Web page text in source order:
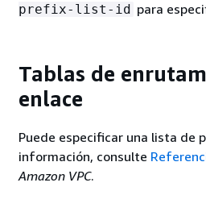
prefix-list-id para
Tablas de
enlace
Puede especificar una lista de
información, consulte
Amazon VPC.